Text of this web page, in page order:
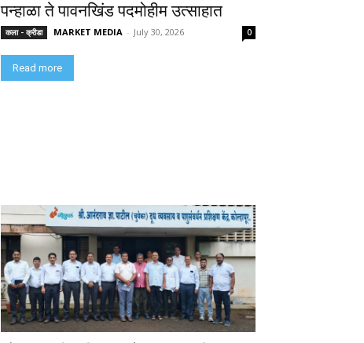
पन्हाळा ते पावनखिंड पदमोहीम उत्साहात
कला - क्रीडा MARKET MEDIA - July 30, 2026 0
Read more